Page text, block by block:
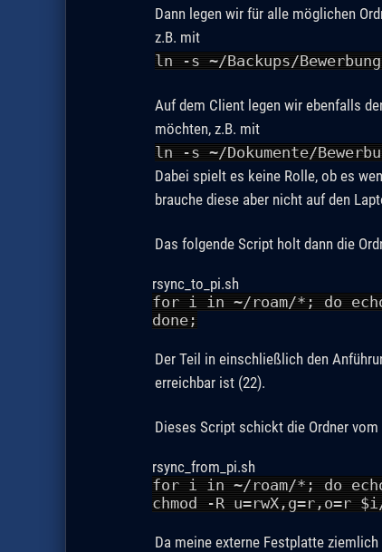
Dann legen wir für alle möglichen
z.B. mit
ln -s ~/Backups/
Auf dem Client legen wir ebenfalls
möchten, z.B. mit
ln -s ~/Dokumente/
Dabei spielt es keine Rolle, ob es
brauche diese aber nicht auf den
Das folgende Script holt dann die
rsync_to_pi.sh
for i in ~/roam/*; do
done;
Der Teil in einschließlich den
erreichbar ist (22).
Dieses Script schickt die Ordner vom
rsync_from_pi.sh
for i in ~/roam/*; do
chmod -R u=rwX,g=r,o=r
Da meine externe Festplatte